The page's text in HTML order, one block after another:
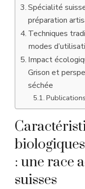
Spécialité
préparation
Techniques
modes
Impact
Grison et
séchée
: une race
suisses